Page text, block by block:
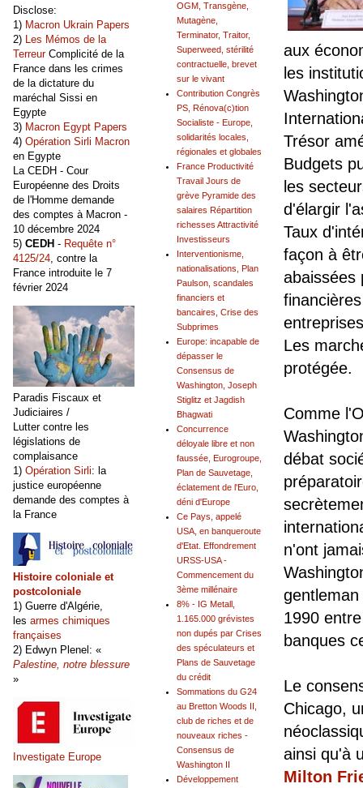
aux
les
Trésor
Budgets
les
d'élargir
Taux
façon à
abaissées
Les
protégée.
Comme
débat
n'ont
1990
banques
Le
Chicago,
ainsi qu'à
Milton
OGM, Transgène,
Mutagène,
Terminator, Traitor,
Superweed, stérilité
contractuelle, brevet
sur le vivant
Contribution Congrès
PS, Rénova(c)tion
Socialiste - Europe,
solidarités locales,
régionales et globales
France Productivité
Travail Jours de
grève Pyramide des
salaires Répartition
richesses Attractivité
Investisseurs
Interventionisme,
nationalisations, Plan
Paulson, scandales
financiers et
bancaires, Crise des
Subprimes
Europe: incapable de
dépasser le
Consensus de
Washington, Joseph
Stiglitz et Jagdish
Bhagwati
Concurrence
déloyale libre et non
faussée, Eurogroupe,
Plan de Sauvetage,
éclatement de l'Euro,
déni d'Europe
Ce Pays, appelé
USA, en banqueroute
d'Etat. Effondrement
URSS-USA -
Commencement du
3ème millénaire
8% - IG Metall,
1.165.000 grévistes
non dupés par Crises
des spéculateurs et
Plans de Sauvetage
du crédit
Sommations du G24
au Bretton Woods II,
club de riches et de
nouveaux riches -
Consensus de
Washington II
Développement
Disclose:
1) Macron Ukrain Papers
2) Les Mémos de la
TerreurComplicité de la
France dans les crimes
de la dictature du
maréchal Sissi en
Egypte
3) Macron Egypt Papers
4) Opération Sirli Macron
en Egypte
La CEDH - Cour
Européenne des Droits
de l'Homme demande
des comptes à Macron -
10 décembre 2024
5) CEDH - Requête n°
4125/24, contre la
France introduite le 7
février 2024
Paradis Fiscaux et
Judiciaires /
Lutter contre les
législations de
complaisance
1) Opération Sirli: la
justice européenne
demande des comptes à
la France
Histoire coloniale et
postcoloniale
1) Guerre d'Algérie,
les armes chimiques
françaises
2) Edwyn Plenel: «
Palestine, notre blessure
»
Investigate Europe